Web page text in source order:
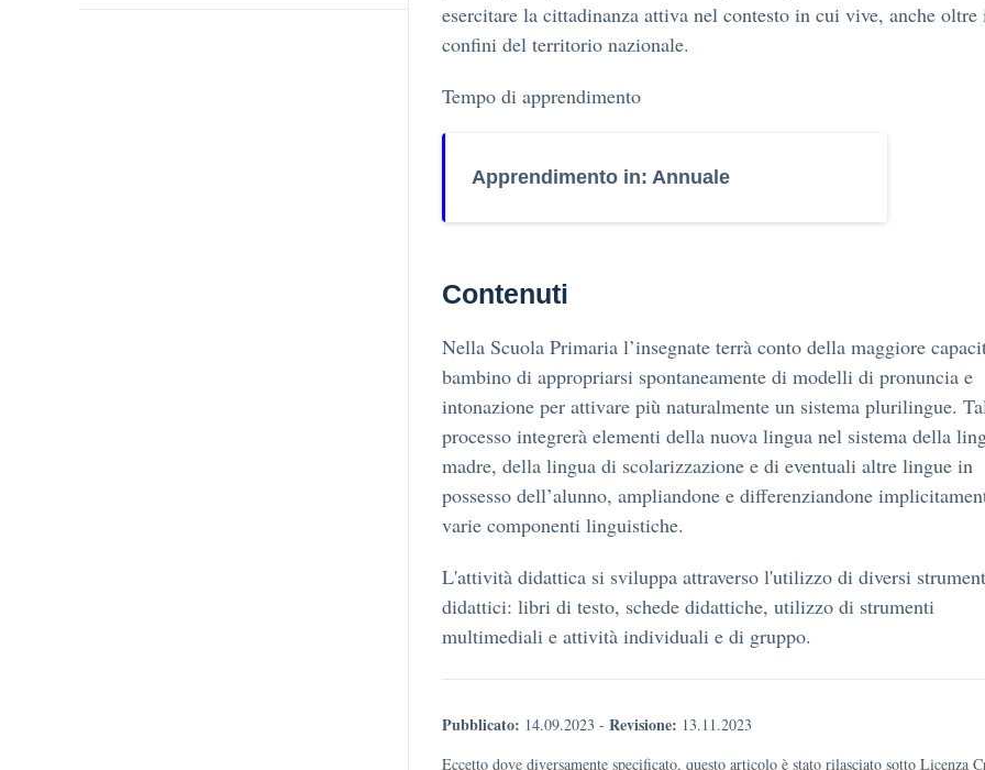
esercitare la cittadinanza attiva nel contesto in cui vive, anche oltre
confini del territorio nazionale.
Tempo di apprendimento
Apprendimento in: Annuale
Contenuti
Nella Scuola Primaria l’insegnate terrà conto della maggiore
bambino di appropriarsi spontaneamente di modelli di pronuncia e
intonazione per attivare più naturalmente un sistema plurilingue.
processo integrerà elementi della nuova lingua nel sistema della
madre, della lingua di scolarizzazione e di eventuali altre lingue in
possesso dell’alunno, ampliandone e differenziandone
varie componenti linguistiche.
L'attività didattica si sviluppa attraverso l'utilizzo di diversi
didattici: libri di testo, schede didattiche, utilizzo di strumenti
multimediali e attività individuali e di gruppo.
Pubblicato: 14.09.2023 - Revisione: 13.11.2023
Eccetto dove diversamente specificato, questo articolo è stato rilasciato sotto Licenza